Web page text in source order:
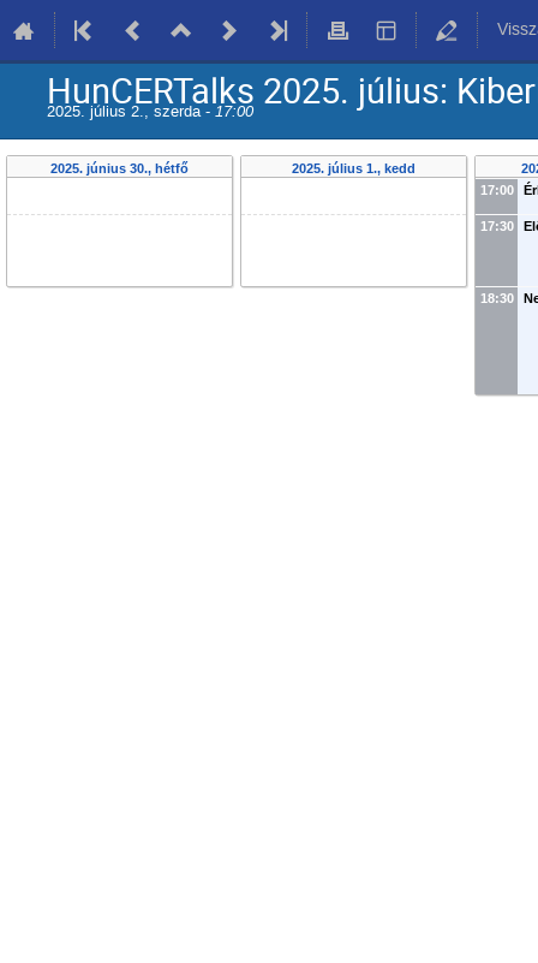
HunCERTalks 2025. július:
2025. július 2., szerda - 17:00
2025. június 30., hétfő 2025. július 1., kedd
17:00
17:30
18:30